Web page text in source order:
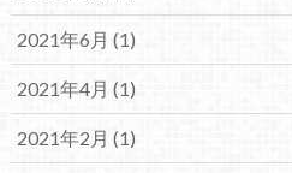
2021年6月 (1)
2021年4月 (1)
2021年2月 (1)